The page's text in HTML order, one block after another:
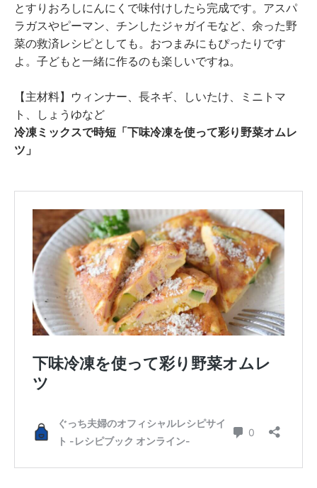
とすりおろしにんにくで味付けしたら完成です。アスパ
ラガスやピーマン、チンしたジャガイモなど、余った野
菜の救済レシピとしても。おつまみにもぴったりです
よ。子どもと一緒に作るのも楽しいですね。
【主材料】ウィンナー、長ネギ、しいたけ、ミニトマ
ト、しょうゆなど
冷凍ミックスで時短「下味冷凍を使って彩り野菜オムレ
ツ」